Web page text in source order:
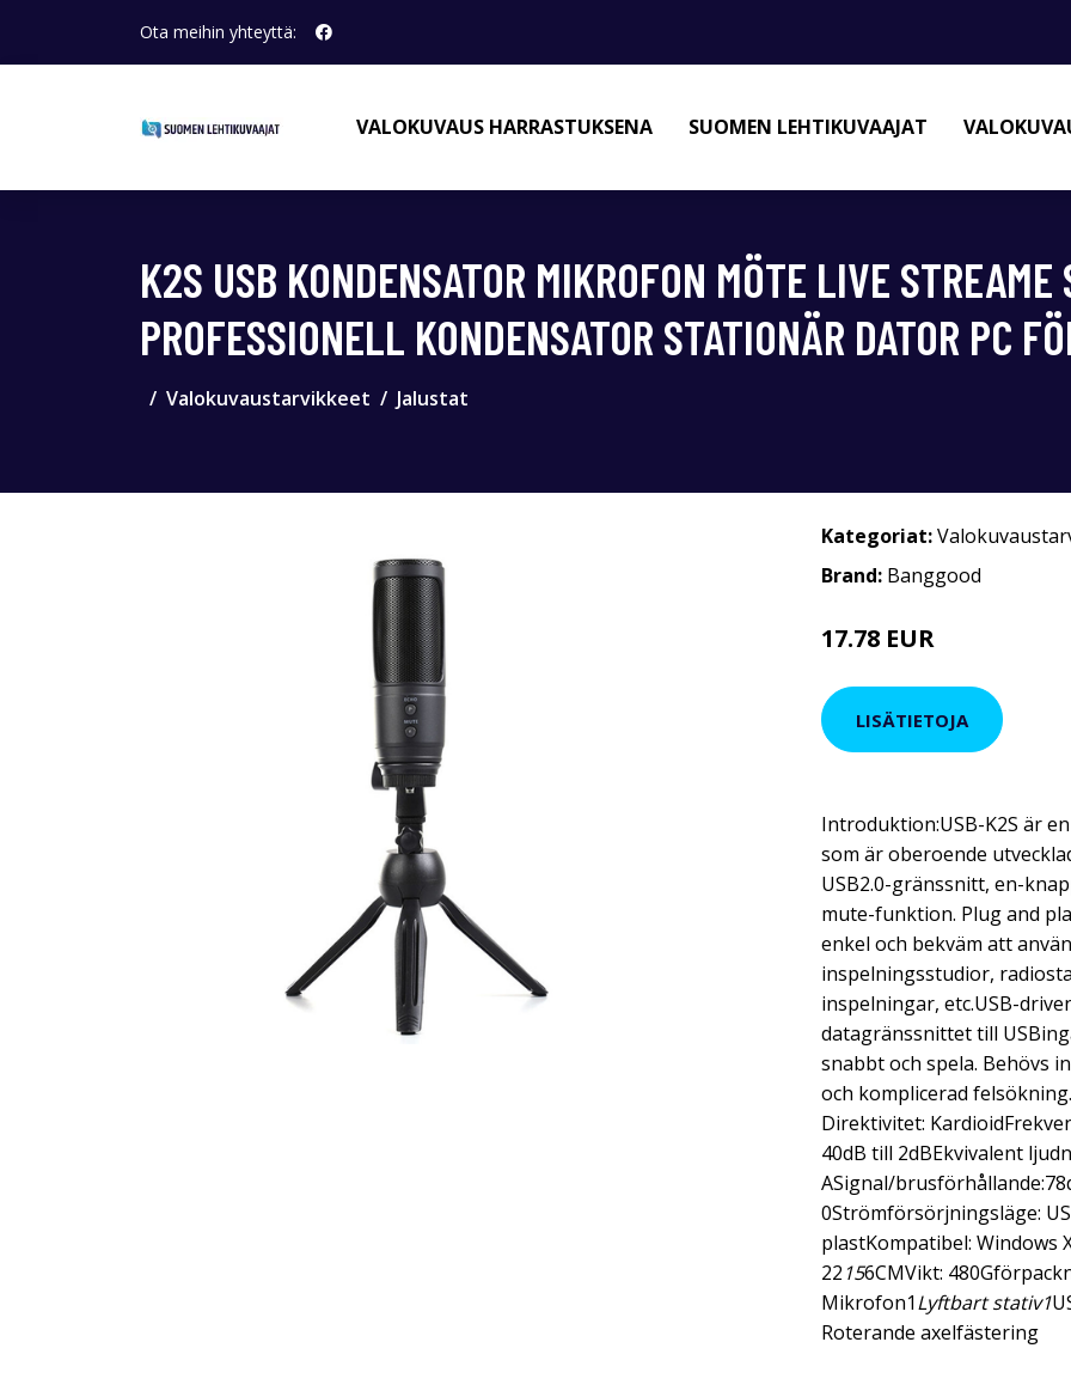
Ota meihin yhteyttä:
VALOKUVAUS HARRASTUKSENA SUOMEN LEHTIKUVAAJAT
K2S USB KONDENSATOR MIKROFON MÖTE LIVE
PROFESSIONELL KONDENSATOR STATIONÄR DATOR PC
Valokuvaustarvikkeet Jalustat
Kategoriat:
Brand: Banggood
17.78 EUR
LISÄTIETOJA
Introduktion:USB-K2S är
som är oberoende
USB2.0-gränssnitt, en-
mute-funktion. Plug and
enkel och bekväm att
inspelningsstudior,
inspelningar, etc.USB-
datagränssnittet till
snabbt och spela. Behövs
och komplicerad
Direktivitet:
40dB till 2dBEkvivalent
ASignal/
0Strömförsörjningsläge:
plastKompatibel: Windows
22 156CMVikt:
Mikrofon1Lyftbart stativ1
Roterande axelfästering